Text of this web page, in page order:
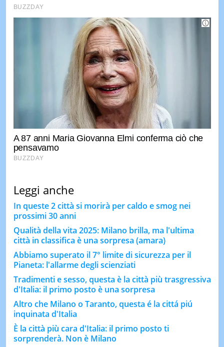
Leggi anche
In queste 2 città si morirà per caldo e smog nei
prossimi 30 anni
Qualità della vita 2025: Milano brilla, ma l'ultima
città in classifica è una sorpresa (amara)
Abbiamo superato il 7° limite di sicurezza per il
Pianeta: l'allarme degli scienziati
Tradimenti e sesso, questa è la città più trasgressiva
d'Italia: il primo posto è una sorpresa
Altro che Milano o Taranto, questa é la cittá piú
inquinata d'Italia
È la città più cara d'Italia: il primo posto ti
sorprenderà. Non è Milano